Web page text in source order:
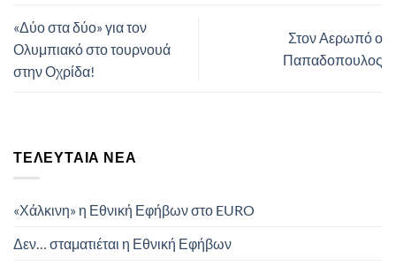
«Δύο στα δύο» για τον
Ολυμπιακό στο τουρνουά
στην Οχρίδα!
Στον Αερωπό ο
Παπαδοπουλος
ΤΕΛΕΥΤΑΊΑ ΝΈΑ
«Χάλκινη» η Εθνική Εφήβων στο EURO
Δεν… σταματιέται η Εθνική Εφήβων